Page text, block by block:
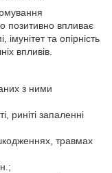
позитивно впливає
та опірність
впливів.
з ними
риніті запаленні
травмах